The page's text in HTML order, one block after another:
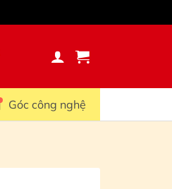
Góc công nghệ